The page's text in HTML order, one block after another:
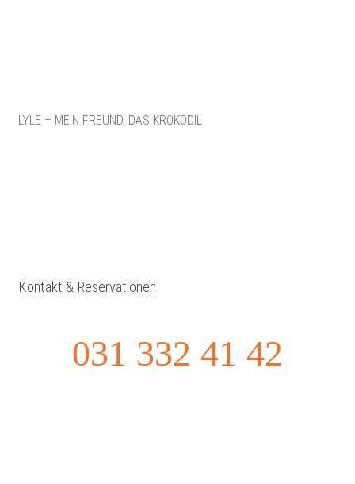
LYLE – MEIN FREUND, DAS KROKODIL
Kontakt & Reservationen
031 332 41 42